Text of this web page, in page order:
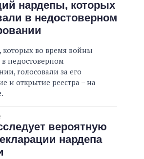
В ПРОЦЕССЕ
ВСЕ ОБЕЩАНИЯ
ОБЕЩАНИЯ
нардепы, которых
в недостоверном
во время войны
недостоверном
голосовали за его
и открытие реестра – на
вероятную
нардепа